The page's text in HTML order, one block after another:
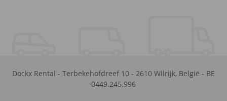
Dockx Rental - Terbekehofdreef 10 - 2610 Wilrijk, België - BE
0449.245.996